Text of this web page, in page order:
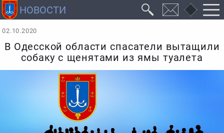
02.10.2020
В Одесской области спасатели вытащили
собаку с щенятами из ямы туалета